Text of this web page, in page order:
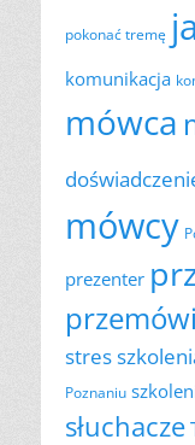
pokonać tremę
komunikacja
mówca
mówcy
prezenter
stres
Poznaniu
słuchacze